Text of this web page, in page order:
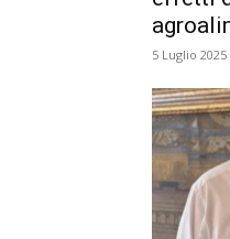
5 Luglio 2025